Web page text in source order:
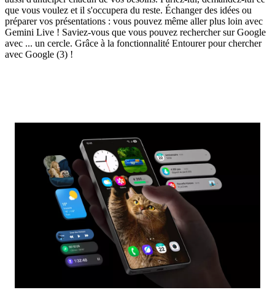
que vous voulez et il s'occupera du reste. Échanger des idées ou
préparer vos présentations : vous pouvez même aller plus loin avec
Gemini Live ! Saviez-vous que vous pouvez rechercher sur Google
avec ... un cercle. Grâce à la fonctionnalité Entourer pour chercher
avec Google (3) !